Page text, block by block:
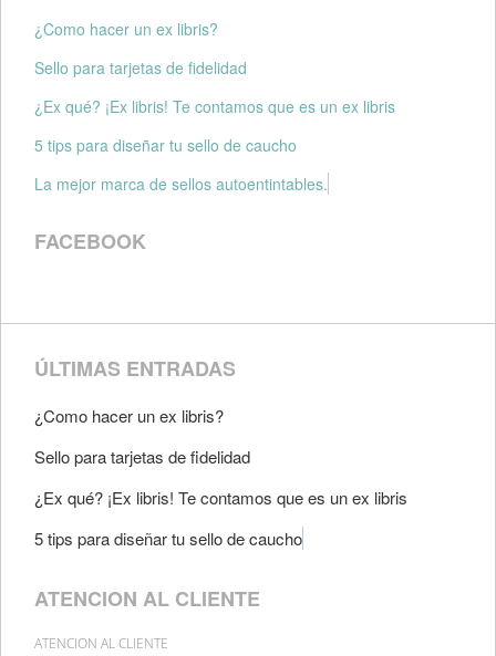
¿Como hacer un ex libris?
Sello para tarjetas de fidelidad
¿Ex qué? ¡Ex libris! Te contamos que es un ex libris
5 tips para diseñar tu sello de caucho
La mejor marca de sellos autoentintables.
FACEBOOK
ATENCION AL CLIENTE
ATENCION AL CLIENTE
ÚLTIMAS ENTRADAS
¿Como hacer un ex libris?
Sello para tarjetas de fidelidad
¿Ex qué? ¡Ex libris! Te contamos que es un ex libris
5 tips para diseñar tu sello de caucho